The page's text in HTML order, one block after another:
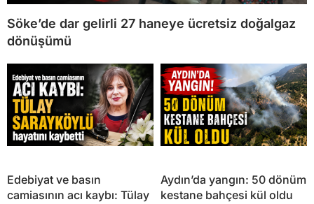
Söke’de dar gelirli 27 haneye ücretsiz doğalgaz
dönüşümü
Edebiyat ve basın
camiasının acı kaybı: Tülay
Aydın’da yangın: 50 dönüm
kestane bahçesi kül oldu